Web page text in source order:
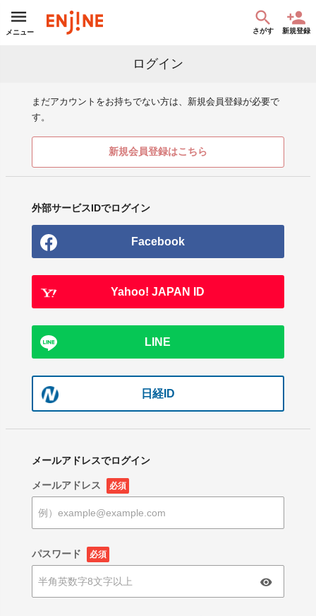
メニュー さがす 新規登録
ログイン
まだアカウントをお持ちでない方は、新規会員登録が必要で
す。
新規会員登録はこちら
外部サービスIDでログイン
Facebook
Yahoo! JAPAN ID
LINE
日経ID
メールアドレスでログイン
メールアドレス 必須
パスワード 必須